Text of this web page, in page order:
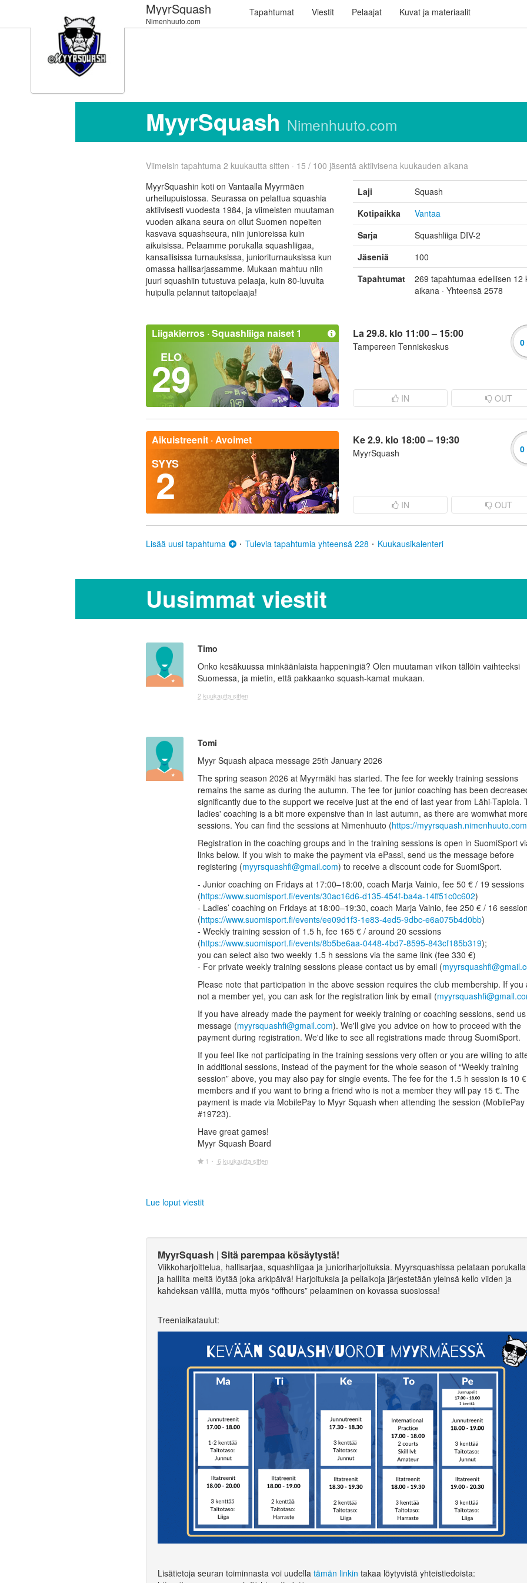
MyyrSquash
Nimenhuuto.com
Tapahtumat Viestit Pelaajat Kuvat ja materiaalit
MyyrSquash Nimenhuuto.com
Viimeisin tapahtuma 2 kuukautta sitten · 15 / 100 jäsentä aktiivisena kuukauden aikana
MyyrSquashin koti on Vantaalla Myyrmäen
urheilupuistossa. Seurassa on pelattua squashia
aktiivisesti vuodesta 1984, ja viimeisten muutaman
vuoden aikana seura on ollut Suomen nopeiten
kasvava squashseura, niin junioreissa kuin
aikuisissa. Pelaamme porukalla squashliigaa,
kansallisissa turnauksissa, junioriturnauksissa kun
omassa hallisarjassamme. Mukaan mahtuu niin
juuri squashiin tutustuva pelaaja, kuin 80-luvulta
huipulla pelannut taitopelaaja!
Laji
Squash
Kotipaikka
Vantaa
Sarja
Squashliiga DIV-2
Jäseniä
100
Tapahtumat
269 tapahtumaa edellisen 12
aikana · Yhteensä 2578
Liigakierros ·Squashliiga naiset 1
ELO
29
0
La 29.8. klo 11:00 – 15:00
Tampereen Tenniskeskus
IN OUT
Aikuistreenit ·Avoimet
SYYS
2
0
Ke 2.9. klo 18:00 – 19:30
MyyrSquash
IN OUT
Lisää uusi tapahtuma Tulevia tapahtumia yhteensä 228 Kuukausikalenteri
Uusimmat viestit
Timo
Onko kesäkuussa minkäänlaista happeningiä? Olen muutaman viikon tällöin vaihteeksi
Suomessa, ja mietin, että pakkaanko squash-kamat mukaan.
2 kuukautta sitten
Tomi
Myyr Squash alpaca message 25th January 2026
The spring season 2026 at Myyrmäki has started. The fee for weekly training sessions
remains the same as during the autumn. The fee for junior coaching has been
significantly due to the support we receive just at the end of last year from Lähi-Tapiola.
ladies' coaching is a bit more expensive than in last autumn, as there are womwhat
sessions. You can find the sessions at Nimenhuuto (https://myyrsquash.nimenhuuto.com
Registration in the coaching groups and in the training sessions is open in SuomiSport
links below. If you wish to make the payment via ePassi, send us the message before
registering (myyrsquashfi@gmail.com) to receive a discount code for SuomiSport.
- Junior coaching on Fridays at 17:00–18:00, coach Marja Vainio, fee 50 € / 19 sessions
(https://www.suomisport.fi/events/30ac16d6-d135-454f-ba4a-14ff51c0c602)
- Ladies’ coaching on Fridays at 18:00–19:30, coach Marja Vainio, fee 250 € / 16
(https://www.suomisport.fi/events/ee09d1f3-1e83-4ed5-9dbc-e6a075b4d0bb)
- Weekly training session of 1.5 h, fee 165 € / around 20 sessions
(https://www.suomisport.fi/events/8b5be6aa-0448-4bd7-8595-843cf185b319);
you can select also two weekly 1.5 h sessions via the same link (fee 330 €)
- For private weekly training sessions please contact us by email (
Please note that participation in the above session requires the club membership. If you
not a member yet, you can ask for the registration link by email (
If you have already made the payment for weekly training or coaching sessions, send
message (myyrsquashfi@gmail.com). We'll give you advice on how to proceed with the
payment during registration. We'd like to see all registrations made throug SuomiSport.
If you feel like not participating in the training sessions very often or you are willing to
in additional sessions, instead of the payment for the whole season of “Weekly training
session” above, you may also pay for single events. The fee for the 1.5 h session is 10
members and if you want to bring a friend who is not a member they will pay 15 €. The
payment is made via MobilePay to Myyr Squash when attending the session (MobilePay
#19723).
Have great games!
Myyr Squash Board
1 6 kuukautta sitten
Lue loput viestit
MyyrSquash | Sitä parempaa kösäytystä!
Viikkoharjoittelua, hallisarjaa, squashliigaa ja junioriharjoituksia. Myyrsquashissa pelataan
ja hallilta meitä löytää joka arkipäivä! Harjoituksia ja peliaikoja järjestetään yleinsä kello viiden ja
kahdeksan välillä, mutta myös “offhours” pelaaminen on kovassa suosiossa!
Treeniaikataulut:
Lisätietoja seuran toiminnasta voi uudella tämän linkin takaa löytyvistä yhteistiedoista: